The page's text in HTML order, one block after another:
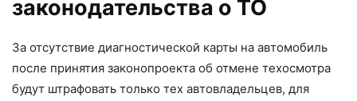
законодательства о ТО
За отсутствие диагностической карты на автомобиль
после принятия законопроекта об отмене техосмотра
будут штрафовать только тех автовладельцев, для